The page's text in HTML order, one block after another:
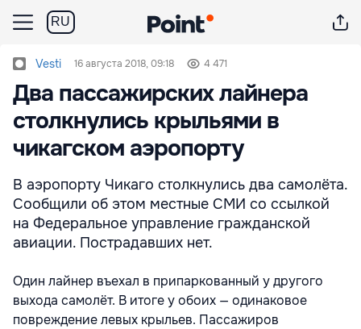
RU
Vesti 16 августа 2018, 09:18 4 471
Два пассажирских лайнера
столкнулись крыльями в
чикагском аэропорту
В аэропорту Чикаго столкнулись два самолёта.
Сообщили об этом местные СМИ со ссылкой
на Федеральное управление гражданской
авиации. Пострадавших нет.
Один лайнер въехал в припаркованный у другого
выхода самолёт. В итоге у обоих — одинаковое
повреждение левых крыльев. Пассажиров